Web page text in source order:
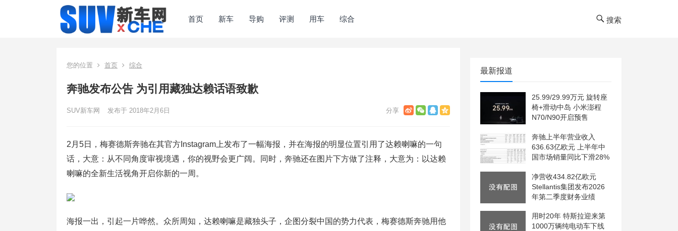
首页 新车 导购 评测 用车 综合 搜索
您的位置 首页 综合
奔驰发布公告 为引用藏独达赖话语致歉
SUV新车网 发布于 2018年2月6日
2月5日，梅赛德斯奔驰在其官方Instagram上发布了一幅海报，并在海报的明显位置引用了达赖喇嘛的一句
话，大意：从不同角度审视境遇，你的视野会更广阔。同时，奔驰还在图片下方做了注释，大意为：以达赖
喇嘛的全新生活视角开启你新的一周。
海报一出，引起一片哗然。众所周知，达赖喇嘛是藏独头子，企图分裂中国的势力代表，梅赛德斯奔驰用他
最新报道
25.99/29.99万元 旋转座
椅+滑动中岛 小米澎程
N70/N90开启预售
奔驰上半年营业收入
636.63亿欧元 上半年中
国市场销量同比下滑28%
净营收434.82亿欧元
Stellantis集团发布2026
年第二季度财务业绩
用时20年 特斯拉迎来第
1000万辆纯电动车下线